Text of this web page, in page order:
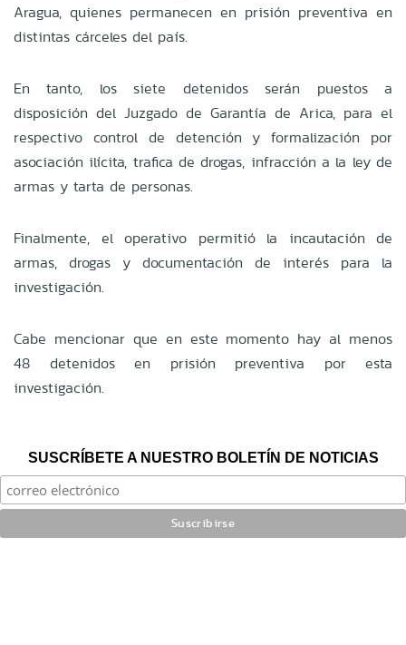
Aragua, quienes permanecen en prisión preventiva en
distintas cárceles del país.
En tanto, los siete detenidos serán puestos a
disposición del Juzgado de Garantía de Arica, para el
respectivo control de detención y formalización por
asociación ilícita, trafica de drogas, infracción a la ley de
armas y tarta de personas.
Finalmente, el operativo permitió la incautación de
armas, drogas y documentación de interés para la
investigación.
Cabe mencionar que en este momento hay al menos
48 detenidos en prisión preventiva por esta
investigación.
SUSCRÍBETE A NUESTRO BOLETÍN DE NOTICIAS